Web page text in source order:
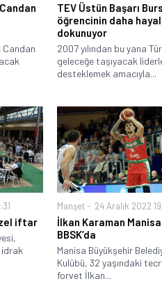
Candan
TEV Üstün Başarı
öğrencinin daha
dokunuyor
2007 yılından bu yana
geleceğe taşıyacak
desteklemek amacıyla...
iftar
idrak
Manşet 24 Aralık 2022
İlkan Karaman Manisa
BBSK’da
Manisa Büyükşehir
Kulübü, 32 yaşındaki
forvet İlkan...